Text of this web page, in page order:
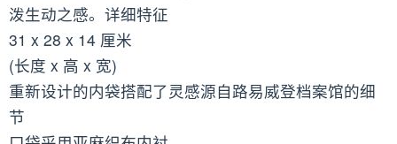
泼生动之感。详细特征
31 x 28 x 14 厘米
(长度 x 高 x 宽)
重新设计的内袋搭配了灵感源自路易威登档案馆的细
节